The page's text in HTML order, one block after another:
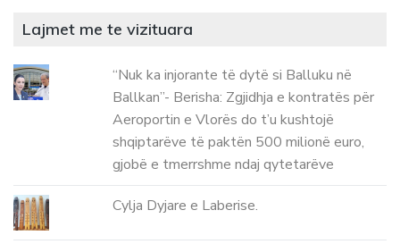
Lajmet me te vizituara
“Nuk ka injorante të dytë si Balluku në
Ballkan”- Berisha: Zgjidhja e kontratës për
Aeroportin e Vlorës do t’u kushtojë
shqiptarëve të paktën 500 milionë euro,
gjobë e tmerrshme ndaj qytetarëve
Cylja Dyjare e Laberise.